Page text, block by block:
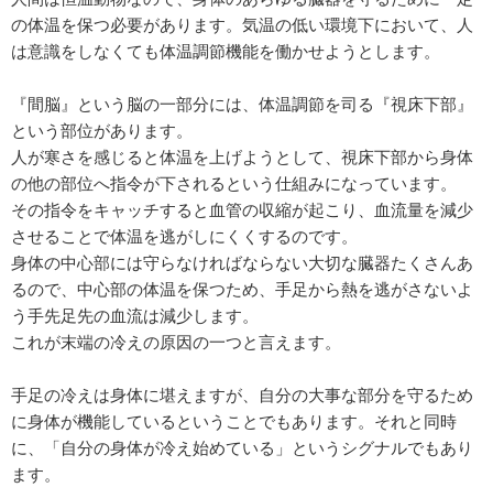
の体温を保つ必要があります。気温の低い環境下において、人
は意識をしなくても体温調節機能を働かせようとします。
『間脳』という脳の一部分には、体温調節を司る『視床下部』
という部位があります。
人が寒さを感じると体温を上げようとして、視床下部から身体
の他の部位へ指令が下されるという仕組みになっています。
その指令をキャッチすると血管の収縮が起こり、血流量を減少
させることで体温を逃がしにくくするのです。
身体の中心部には守らなければならない大切な臓器たくさんあ
るので、中心部の体温を保つため、手足から熱を逃がさないよ
う手先足先の血流は減少します。
これが末端の冷えの原因の一つと言えます。
手足の冷えは身体に堪えますが、自分の大事な部分を守るため
に身体が機能しているということでもあります。それと同時
に、「自分の身体が冷え始めている」というシグナルでもあり
ます。